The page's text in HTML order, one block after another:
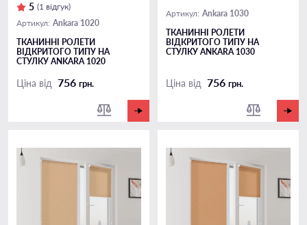
5 (1 відгук)
Артикул: Ankara 1020
ТКАНИННІ РОЛЕТИ
ВІДКРИТОГО ТИПУ НА
СТУЛКУ ANKARA 1020
Ціна від 756 грн.
Артикул: Ankara 1030
ТКАНИННІ РОЛЕТИ
ВІДКРИТОГО ТИПУ НА
СТУЛКУ ANKARA 1030
Ціна від 756 грн.